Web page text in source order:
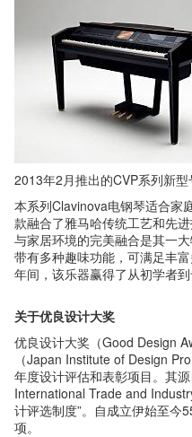
2013年2月推出的CVP系列新型
本系列Clavinova电钢琴适合家
款融合了雅马哈传统工艺和先
与家居环境的完美融合是其一
带有多种趣味功能，可满足丰
年间，该乐器赢得了从初学者到
关于优良设计大奖
优良设计大奖（Good Design
（Japan Institute of Design
年度设计评估和表彰项目。其
International Trade and
计评选制度”。自成立伊始至今
项。